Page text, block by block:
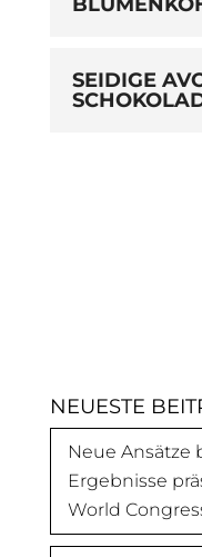
SEIDIGE
NEUESTE
Neue Ansätze
Ergebnisse
World